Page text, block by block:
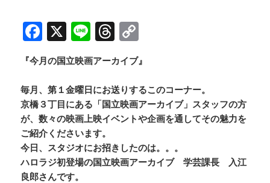
F
a
c
e
b
o
o
k
X Li
n
e
T
h
re
a
d
s
p
y
Li
n
k
『今月の国立映画アーカイブ』
毎月、第１金曜日にお送りするこのコーナー。
京橋３丁目にある「国立映画アーカイブ」スタッフの方
が、数々の映画上映イベントや企画を通してその魅力を
ご紹介くださいます。
今日、スタジオにお招きしたのは。。。
ハロラジ初登場の国立映画アーカイブ 学芸課長 入江
良郎さんです。